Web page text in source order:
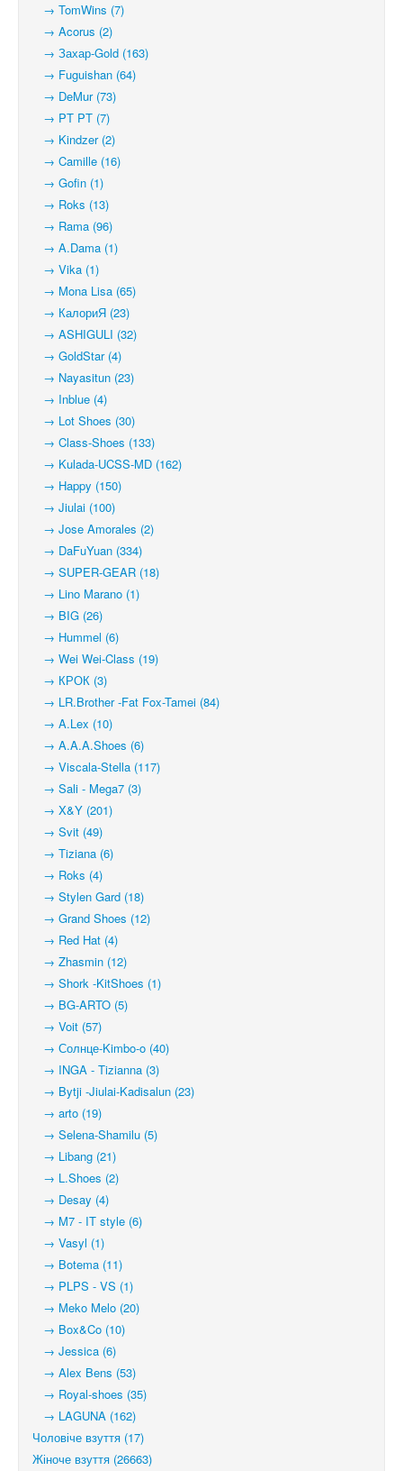
→ TomWins (7)
→ Acorus (2)
→ Захар-Gold (163)
→ Fuguishan (64)
→ DeMur (73)
→ PT PT (7)
→ Kindzer (2)
→ Camille (16)
→ Gofin (1)
→ Roks (13)
→ Rama (96)
→ A.Dama (1)
→ Vika (1)
→ Mona Lisa (65)
→ КалориЯ (23)
→ ASHIGULI (32)
→ GoldStar (4)
→ Nayasitun (23)
→ Inblue (4)
→ Lot Shoes (30)
→ Class-Shoes (133)
→ Kulada-UCSS-MD (162)
→ Happy (150)
→ Jiulai (100)
→ Jose Amorales (2)
→ DaFuYuan (334)
→ SUPER-GEAR (18)
→ Lino Marano (1)
→ BIG (26)
→ Hummel (6)
→ Wei Wei-Class (19)
→ КРОК (3)
→ LR.Brother -Fat Fox-Tamei (84)
→ A.Lex (10)
→ A.A.A.Shoes (6)
→ Viscala-Stella (117)
→ Sali - Mega7 (3)
→ X&Y (201)
→ Svit (49)
→ Tiziana (6)
→ Roks (4)
→ Stylen Gard (18)
→ Grand Shoes (12)
→ Red Hat (4)
→ Zhasmin (12)
→ Shork -KitShoes (1)
→ BG-ARTO (5)
→ Voit (57)
→ Солнце-Kimbo-o (40)
→ INGA - Tizianna (3)
→ Bytji -Jiulai-Kadisalun (23)
→ arto (19)
→ Selena-Shamilu (5)
→ Libang (21)
→ L.Shoes (2)
→ Desay (4)
→ M7 - IT style (6)
→ Vasyl (1)
→ Botema (11)
→ PLPS - VS (1)
→ Meko Melo (20)
→ Box&Co (10)
→ Jessica (6)
→ Alex Bens (53)
→ Royal-shoes (35)
→ LAGUNA (162)
Чоловіче взуття (17)
Жіноче взуття (26663)